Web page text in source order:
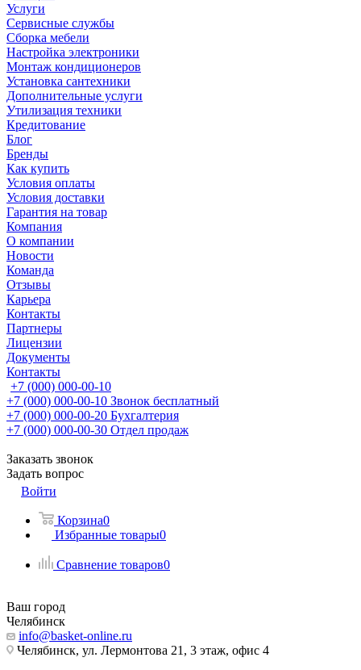
Услуги
Сервисные службы
Сборка мебели
Настройка электроники
Монтаж кондиционеров
Установка сантехники
Дополнительные услуги
Утилизация техники
Кредитование
Блог
Бренды
Как купить
Условия оплаты
Условия доставки
Гарантия на товар
Компания
О компании
Новости
Команда
Отзывы
Карьера
Контакты
Партнеры
Лицензии
Документы
Контакты
+7 (000) 000-00-10
+7 (000) 000-00-10 Звонок бесплатный
+7 (000) 000-00-20 Бухгалтерия
+7 (000) 000-00-30 Отдел продаж
Заказать звонок
Задать вопрос
Войти
Корзина0
Избранные товары0
Сравнение товаров0
Ваш город
Челябинск
info@basket-online.ru
Челябинск, ул. Лермонтова 21, 3 этаж, офис 4